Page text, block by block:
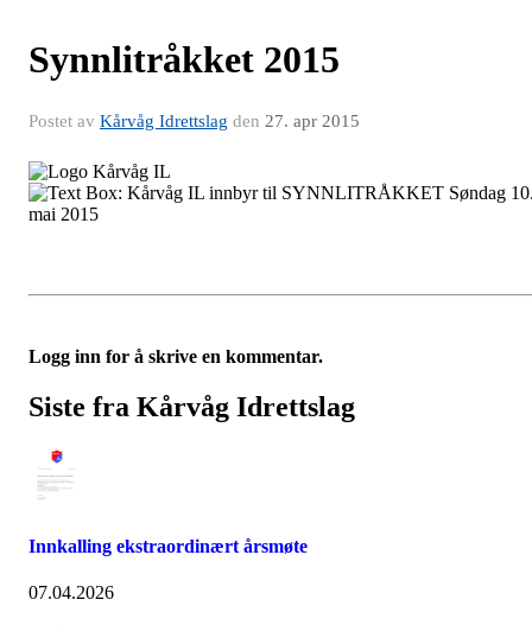
Synnlitråkket 2015
Postet av Kårvåg Idrettslag den 27. apr 2015
Logg inn for å skrive en kommentar.
Siste fra Kårvåg Idrettslag
Innkalling ekstraordinært årsmøte
07.04.2026